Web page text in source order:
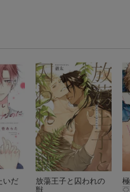
いだ
放蕩王子と囚われの
獣